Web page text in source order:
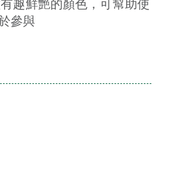
趣鮮艷的顏色，可幫助使
參與